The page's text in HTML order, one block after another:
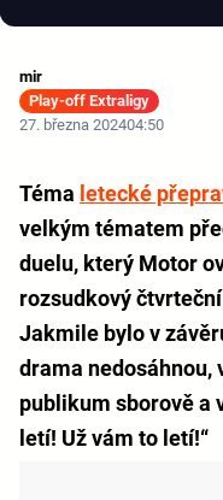
mir
Play-off Extraligy
27. března 202404:50
Téma letecké
velkým tématem
duelu, který Motor
rozsudkový
Jakmile bylo v
drama nedosáhnou,
publikum sborově a
letí! Už vám to letí!“